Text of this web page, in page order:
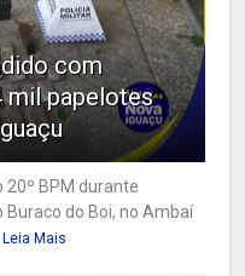
com
mil papelotes
20º BPM durante
do Boi, no Ambaí
Leia Mais